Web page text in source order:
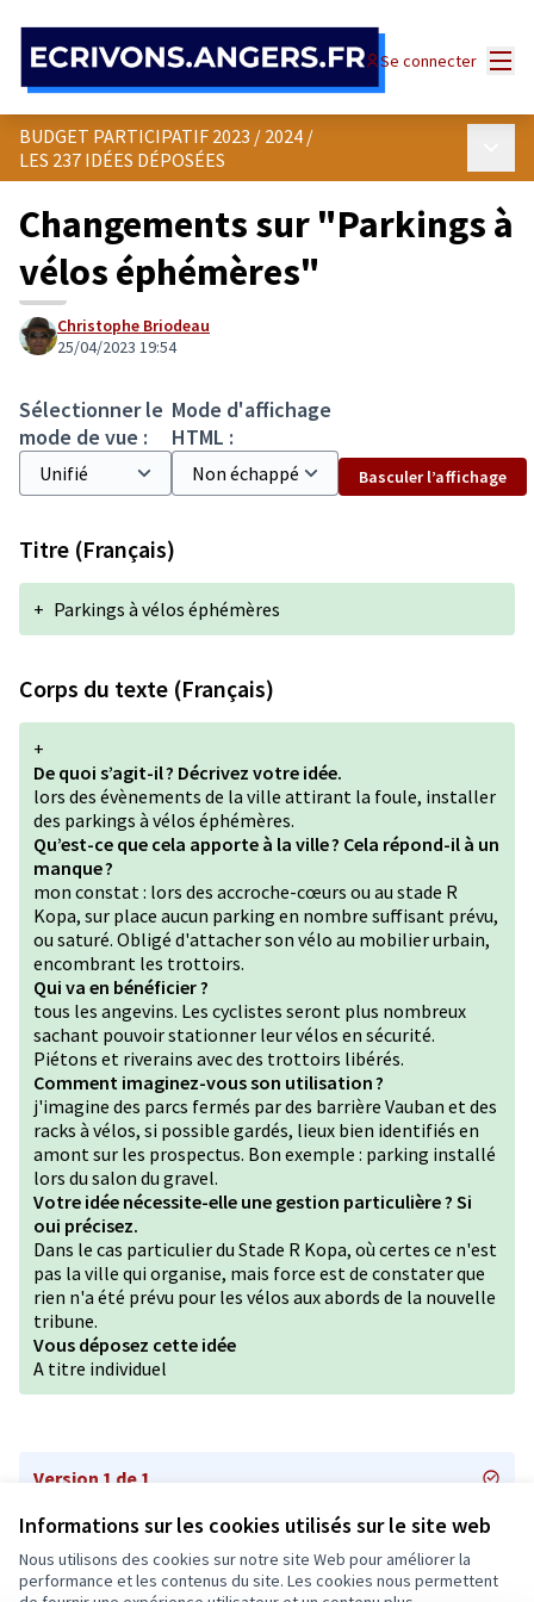
Informations sur les cookies utilisés sur le site web
Nous utilisons des cookies sur notre site Web pour améliorer la
performance et les contenus du site. Les cookies nous permettent
Se connecter
BUDGET PARTICIPATIF 2023 / 2024 /
LES 237 IDÉES DÉPOSÉES
Changements sur "Parkings à
vélos éphémères"
Christophe Briodeau
25/04/2023 19:54
Sélectionner le
mode de vue :
Mode d'affichage
HTML :
Basculer l’affichage
Titre (Français)
+ Parkings à vélos éphémères
Corps du texte (Français)
+
De quoi s’agit-il ? Décrivez votre idée.
lors des évènements de la ville attirant la foule, installer
des parkings à vélos éphémères.
Qu’est-ce que cela apporte à la ville ? Cela répond-il à un
manque ?
mon constat : lors des accroche-cœurs ou au stade R
Kopa, sur place aucun parking en nombre suffisant prévu,
ou saturé. Obligé d'attacher son vélo au mobilier urbain,
encombrant les trottoirs.
Qui va en bénéficier ?
tous les angevins. Les cyclistes seront plus nombreux
sachant pouvoir stationner leur vélos en sécurité.
Piétons et riverains avec des trottoirs libérés.
Comment imaginez-vous son utilisation ?
j'imagine des parcs fermés par des barrière Vauban et des
racks à vélos, si possible gardés, lieux bien identifiés en
amont sur les prospectus. Bon exemple : parking installé
lors du salon du gravel.
Votre idée nécessite-elle une gestion particulière ? Si
oui précisez.
Dans le cas particulier du Stade R Kopa, où certes ce n'est
pas la ville qui organise, mais force est de constater que
rien n'a été prévu pour les vélos aux abords de la nouvelle
tribune.
Vous déposez cette idée
A titre individuel
Version 1 de 1
Conditions d'utilisation
Paramètres des cookies